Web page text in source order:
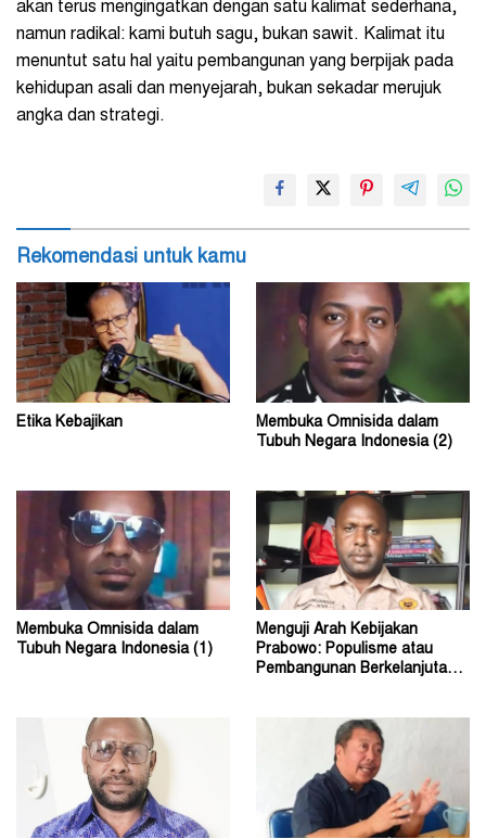
akan terus mengingatkan dengan satu kalimat sederhana,
namun radikal: kami butuh sagu, bukan sawit. Kalimat itu
menuntut satu hal yaitu pembangunan yang berpijak pada
kehidupan asali dan menyejarah, bukan sekadar merujuk
angka dan strategi.
Rekomendasi untuk kamu
Etika Kebajikan
Membuka Omnisida dalam
Tubuh Negara Indonesia (2)
Membuka Omnisida dalam
Tubuh Negara Indonesia (1)
Menguji Arah Kebijakan
Prabowo: Populisme atau
Pembangunan Berkelanjutan?